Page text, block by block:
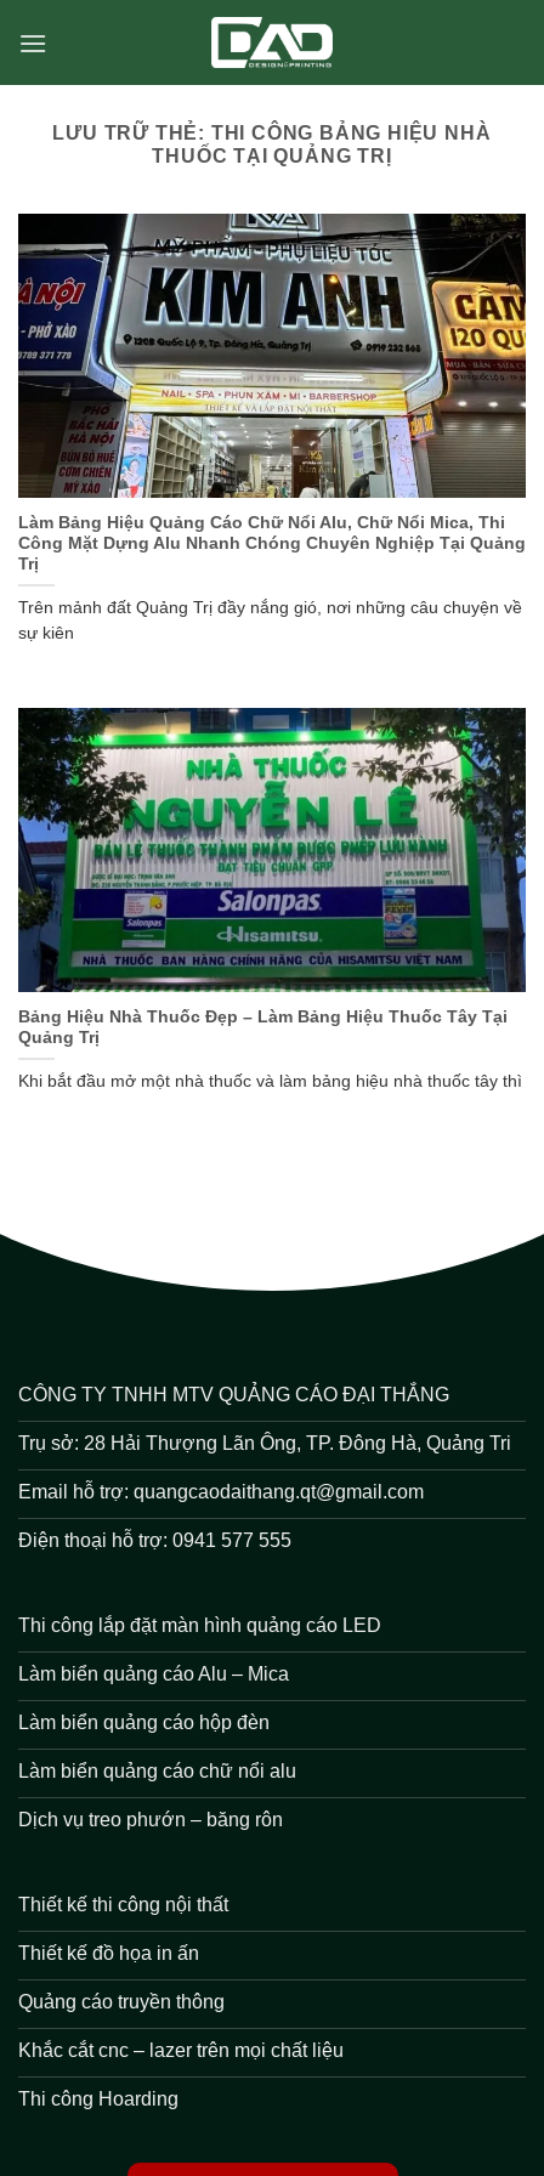
đến
LƯU TRỮ THẺ: THI CÔNG BẢNG HIỆU NHÀ
THUỐC TẠI QUẢNG TRỊ
Làm Bảng Hiệu Quảng Cáo Chữ Nổi Alu, Chữ Nổi Mica, Thi
Công Mặt Dựng Alu Nhanh Chóng Chuyên Nghiệp Tại Quảng
Trị
Trên mảnh đất Quảng Trị đầy nắng gió, nơi những câu chuyện về
sự kiên
Bảng Hiệu Nhà Thuốc Đẹp – Làm Bảng Hiệu Thuốc Tây Tại
Quảng Trị
Khi bắt đầu mở một nhà thuốc và làm bảng hiệu nhà thuốc tây thì
CÔNG TY TNHH MTV QUẢNG CÁO ĐẠI THẮNG
Trụ sở: 28 Hải Thượng Lãn Ông, TP. Đông Hà, Quảng Tri
Email hỗ trợ: quangcaodaithang.qt@gmail.com
Điện thoại hỗ trợ: 0941 577 555
Thi công lắp đặt màn hình quảng cáo LED
Làm biển quảng cáo Alu – Mica
Làm biển quảng cáo hộp đèn
Làm biển quảng cáo chữ nổi alu
Dịch vụ treo phướn – băng rôn
Thiết kế thi công nội thất
Thiết kế đồ họa in ấn
Quảng cáo truyền thông
Khắc cắt cnc – lazer trên mọi chất liệu
Thi công Hoarding